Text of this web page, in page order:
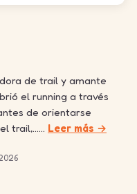
de trail y amante
el running a través
de orientarse
trail,…… Leer más →